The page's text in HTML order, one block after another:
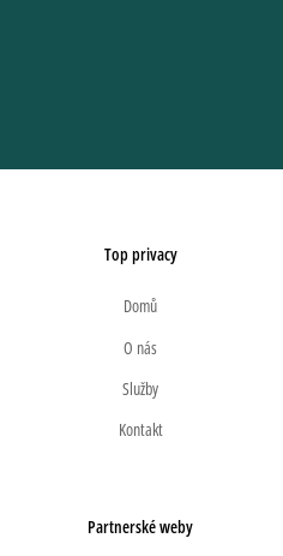
Top privacy
Domů
O nás
Služby
Kontakt
Partnerské weby